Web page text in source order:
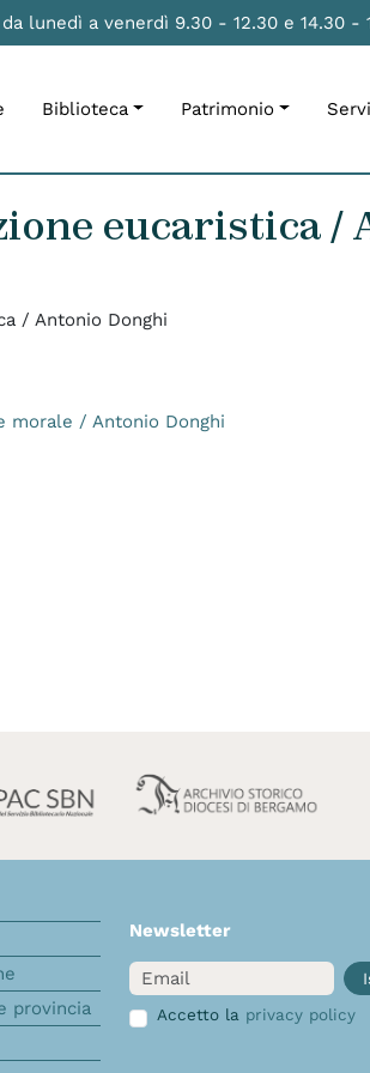
lunedì a venerdì 9.30 - 12.30 e 14.30 -
Biblioteca Patrimonio
eucaristica /
/ Antonio Donghi
morale / Antonio Donghi
provincia
Newsletter
Email
Accetto la privacy policy